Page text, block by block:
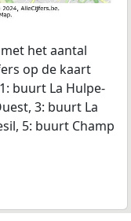
het aantal
op de kaart
buurt La Hulpe-
3: buurt La
5: buurt Champ